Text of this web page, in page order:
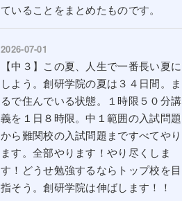
ていることをまとめたものです。
2026-07-01
【中３】この夏、人生で一番長い夏に
しよう。創研学院の夏は３４日間。ま
るで住んでいる状態。１時限５０分講
義を１日８時限。中１範囲の入試問題
から難関校の入試問題まですべてやり
ます。全部やります！やり尽くしま
す！どうせ勉強するならトップ校を目
指そう。創研学院は伸ばします！！